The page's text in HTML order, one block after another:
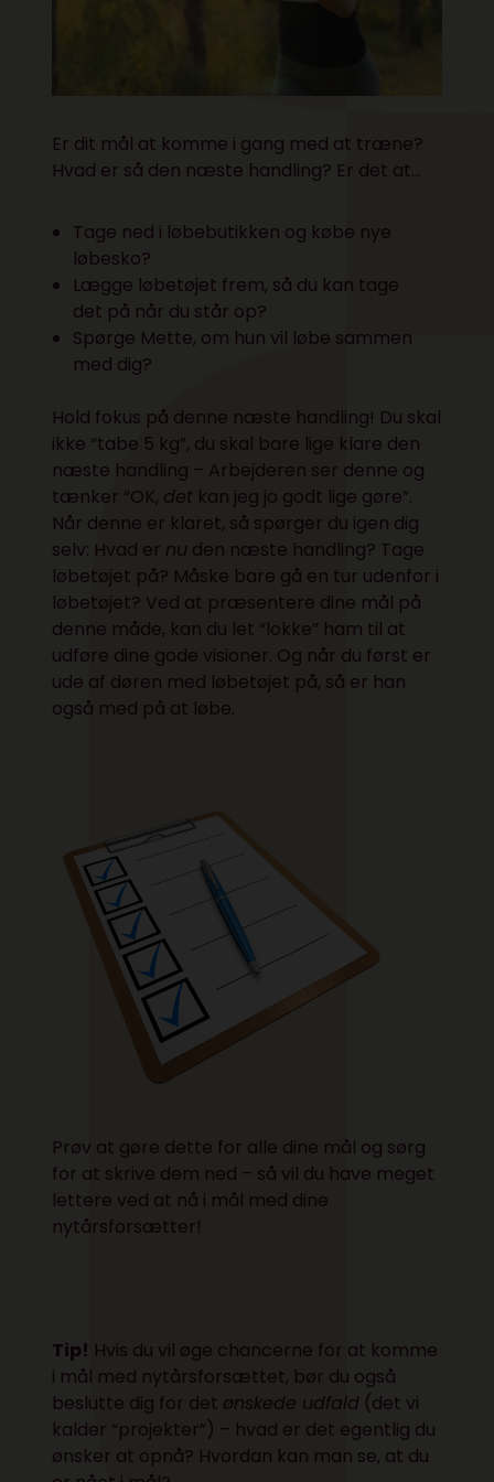
Er dit mål at komme i gang med at træne?
Hvad er så den næste handling? Er det at…
Tage ned i løbebutikken og købe nye
løbesko?
Lægge løbetøjet frem, så du kan tage
det på når du står op?
Spørge Mette, om hun vil løbe sammen
med dig?
Hold fokus på denne næste handling! Du skal
ikke “tabe 5 kg”, du skal bare lige klare den
næste handling – Arbejderen ser denne og
tænker “OK, det kan jeg jo godt lige gøre”.
Når denne er klaret, så spørger du igen dig
selv: Hvad er nu den næste handling? Tage
løbetøjet på? Måske bare gå en tur udenfor i
løbetøjet? Ved at præsentere dine mål på
denne måde, kan du let “lokke” ham til at
udføre dine gode visioner. Og når du først er
ude af døren med løbetøjet på, så er han
også med på at løbe.
Prøv at gøre dette for alle dine mål og sørg
for at skrive dem ned – så vil du have meget
lettere ved at nå i mål med dine
nytårsforsætter!
Tip! Hvis du vil øge chancerne for at komme
i mål med nytårsforsættet, bør du også
beslutte dig for det ønskede udfald (det vi
kalder “projekter”) – hvad er det egentlig du
ønsker at opnå? Hvordan kan man se, at du